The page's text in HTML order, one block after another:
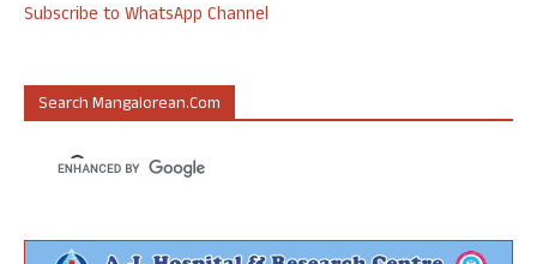
Subscribe to WhatsApp Channel
Search Mangalorean.com